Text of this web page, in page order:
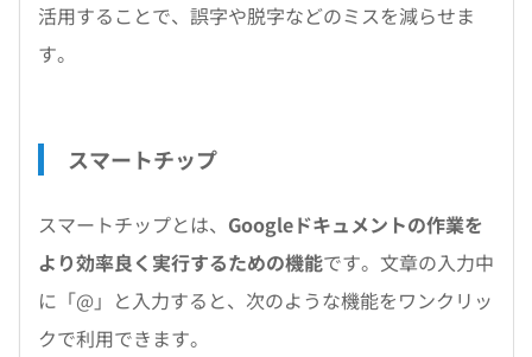
活用することで、誤字や脱字などのミスを減らせま
す。
スマートチップ
スマートチップとは、 Googleドキュメントの作業を
より効率良く実行するための機能です。文章の入力中
に「@」と入力すると、次のような機能をワンクリッ
クで利用できます。